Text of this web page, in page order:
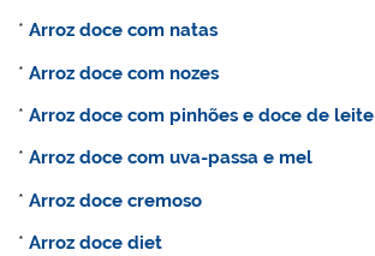
*Arroz doce com natas
*Arroz doce com nozes
*Arroz doce com pinhões e doce de leite
*Arroz doce com uva-passa e mel
*Arroz doce cremoso
*Arroz doce diet